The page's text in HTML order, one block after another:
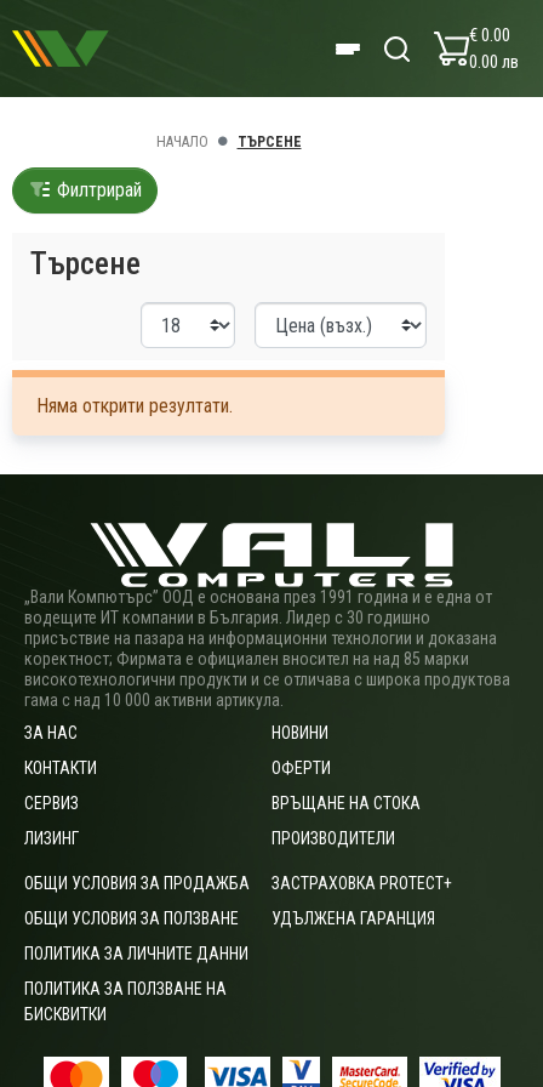
€ 0.00
0.00 лв
НАЧАЛО ТЪРСЕНЕ
Филтрирай
Търсене
Няма открити резултати.
„Вали Компютърс” ООД е основана през 1991 година и е една от
водещите ИТ компании в България. Лидер с 30 годишно
присъствие на пазара на информационни технологии и доказана
коректност; Фирмата е официален вносител на над 85 марки
високотехнологични продукти и се отличава с широка продуктова
гама с над 10 000 активни артикула.
ЗА НАС
КОНТАКТИ
СЕРВИЗ
ЛИЗИНГ
НОВИНИ
ОФЕРТИ
ВРЪЩАНЕ НА СТОКА
ПРОИЗВОДИТЕЛИ
ОБЩИ УСЛОВИЯ ЗА ПРОДАЖБА
ОБЩИ УСЛОВИЯ ЗА ПОЛЗВАНЕ
ПОЛИТИКА ЗА ЛИЧНИТЕ ДАННИ
ПОЛИТИКА ЗА ПОЛЗВАНЕ НА
БИСКВИТКИ
ЗАСТРАХОВКА PROTECT+
УДЪЛЖЕНА ГАРАНЦИЯ